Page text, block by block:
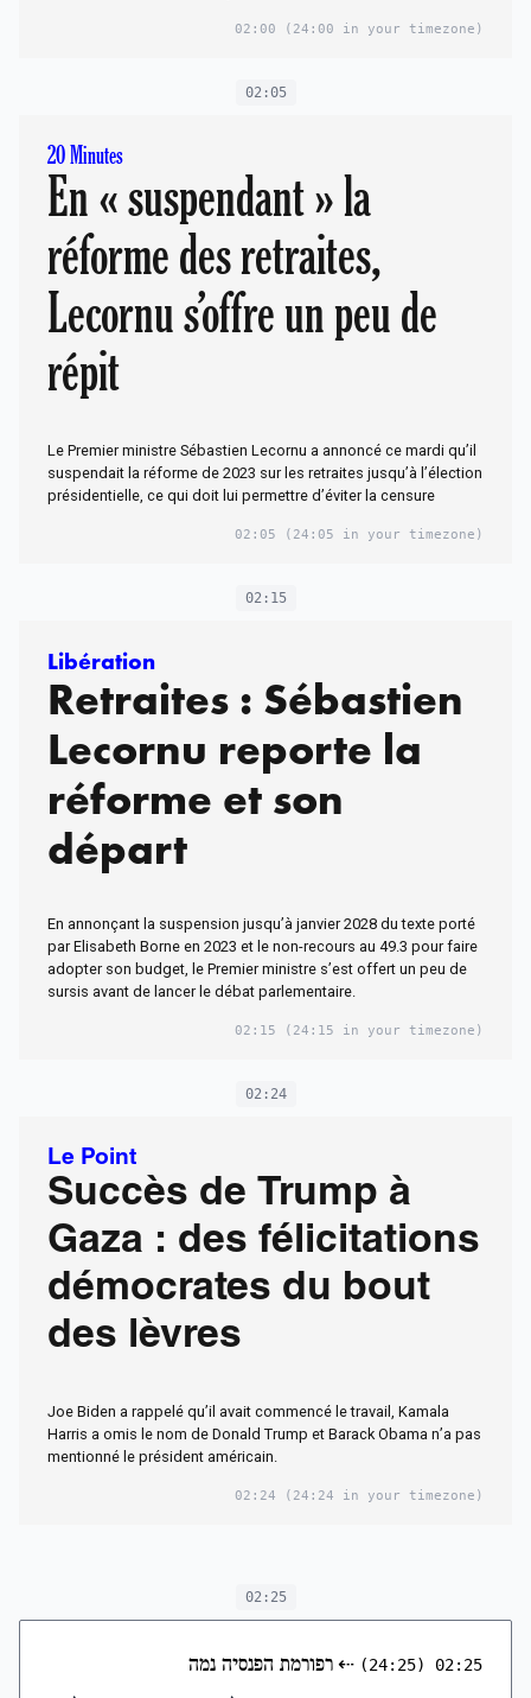
02:00 (24:00 in your timezone)
02:05
20 Minutes
En « suspendant » la
réforme des retraites,
Lecornu s’offre un peu de
répit
Le Premier ministre Sébastien Lecornu a annoncé ce mardi qu’il
suspendait la réforme de 2023 sur les retraites jusqu’à l’élection
présidentielle, ce qui doit lui permettre d’éviter la censure
02:05 (24:05 in your timezone)
02:15
Libération
Retraites : Sébastien
Lecornu reporte la
réforme et son
départ
En annonçant la suspension jusqu’à janvier 2028 du texte porté
par Elisabeth Borne en 2023 et le non-recours au 49.3 pour faire
adopter son budget, le Premier ministre s’est offert un peu de
sursis avant de lancer le débat parlementaire.
02:15 (24:15 in your timezone)
02:24
Le Point
Succès de Trump à
Gaza : des félicitations
démocrates du bout
des lèvres
Joe Biden a rappelé qu’il avait commencé le travail, Kamala
Harris a omis le nom de Donald Trump et Barack Obama n’a pas
mentionné le président américain.
02:24 (24:24 in your timezone)
02:25
02:25
(24:25)
⇠רפורמת הפנסיה נמה